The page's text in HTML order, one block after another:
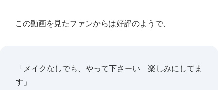
この動画を見たファンからは好評のようで、
「メイクなしでも、やって下さーい 楽しみにしてま
す」